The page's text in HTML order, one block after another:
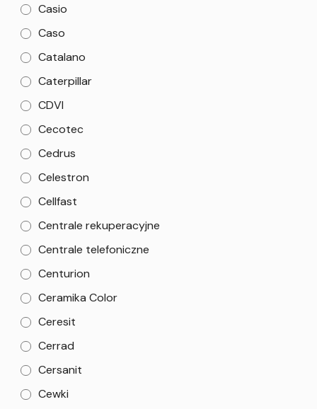
Casio
Caso
Catalano
Caterpillar
CDVI
Cecotec
Cedrus
Celestron
Cellfast
Centrale rekuperacyjne
Centrale telefoniczne
Centurion
Ceramika Color
Ceresit
Cerrad
Cersanit
Cewki